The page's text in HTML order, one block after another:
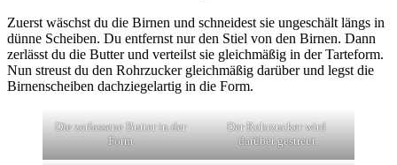
Zuerst wäschst du die Birnen und schneidest sie ungeschält längs in
dünne Scheiben. Du entfernst nur den Stiel von den Birnen. Dann
zerlässt du die Butter und verteilst sie gleichmäßig in der Tarteform.
Nun streust du den Rohrzucker gleichmäßig darüber und legst die
Birnenscheiben dachziegelartig in die Form.
Die zerlassene Butter in der
Form
Der Rohrzucker wird
darüber gestreut